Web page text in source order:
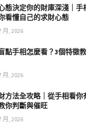
態決定你的財庫深淺｜手
看懂自己的求財心態
月, 2026
點手相怎麼看？3個特徵
月, 2026
方法全攻略｜從手相看你
你判斷與催旺
月, 2026